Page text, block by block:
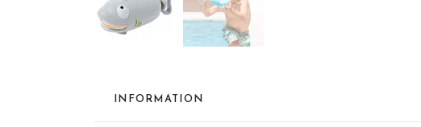
INFORMATION